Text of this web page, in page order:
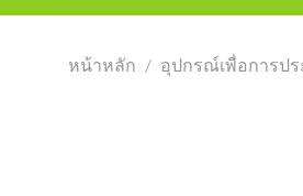
หน้าหลัก / อุปกรณ์เพื่อการป